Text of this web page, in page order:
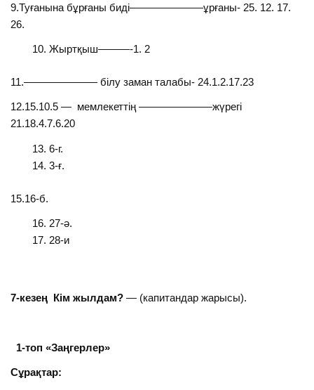
9.Туғанына бұрғаны биді———————ұрғаны- 25. 12. 17.
26.
Жыртқыш———-1. 2
11.——————— білу заман талабы- 24.1.2.17.23
12.15.10.5 — мемлекеттің ———————жүрегі
21.18.4.7.6.20
6-г.
3-ғ.
15.16-б.
27-ә.
28-и
7-кезең Кім жылдам? — (капитандар жарысы).
1-топ «Заңгерлер»
Сұрақтар: